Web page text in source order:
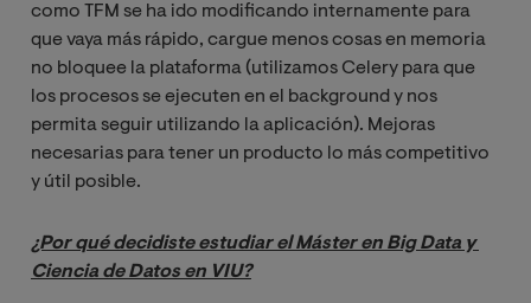
como TFM se ha ido modificando internamente para
que vaya más rápido, cargue menos cosas en memoria
no bloquee la plataforma (utilizamos Celery para que
los procesos se ejecuten en el background y nos
permita seguir utilizando la aplicación). Mejoras
necesarias para tener un producto lo más competitivo
y útil posible.
¿Por qué decidiste estudiar el Máster en Big Data y
Ciencia de Datos en VIU?